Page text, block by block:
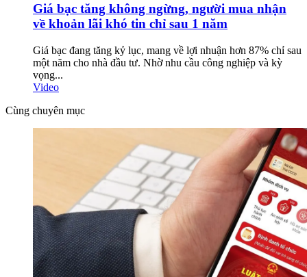
Giá bạc tăng không ngừng, người mua nhận
về khoản lãi khó tin chỉ sau 1 năm
Giá bạc đang tăng kỷ lục, mang về lợi nhuận hơn 87% chỉ sau
một năm cho nhà đầu tư. Nhờ nhu cầu công nghiệp và kỳ
vọng...
Video
Cùng chuyên mục